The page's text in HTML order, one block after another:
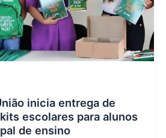
inicia entrega de
escolares para alunos
de ensino